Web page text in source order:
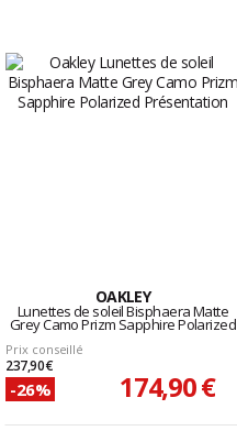
OAKLEY
Lunettes de soleil Bisphaera Matte
Grey Camo Prizm Sapphire Polarized
Prix conseillé
237,90 €
-26% 174,90 €